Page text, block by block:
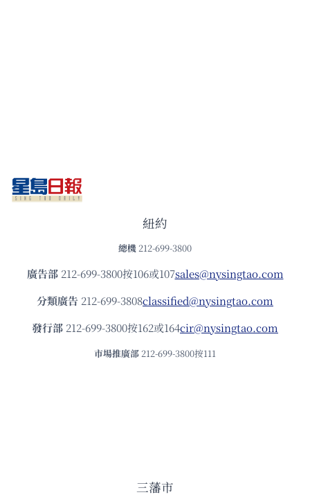
紐約
總機 212-699-3800
廣告部212-699-3800按106或107sales@nysingtao.com
分類廣告 212-699-3808classified@nysingtao.com
發⾏部 212-699-3800按162或164cir@nysingtao.com
市場推廣部 212-699-3800按111
三藩市